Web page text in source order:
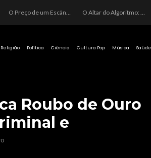
O Preço de um Escândalo: A Discrepância Entre o “Filme de Bolsonaro” e a Realidade do Cinema Mundial O Altar do Algoritmo: A Carência Humana e a Fabricação de Heróis no Brasil
Religião Política Ciência Cultura Pop Música Saúde
Roubo de Ouro
e